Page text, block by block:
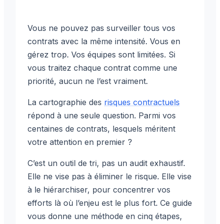
Vous ne pouvez pas surveiller tous vos
contrats avec la même intensité. Vous en
gérez trop. Vos équipes sont limitées. Si
vous traitez chaque contrat comme une
priorité, aucun ne l’est vraiment.
La cartographie des risques contractuels
répond à une seule question. Parmi vos
centaines de contrats, lesquels méritent
votre attention en premier ?
C’est un outil de tri, pas un audit exhaustif.
Elle ne vise pas à éliminer le risque. Elle vise
à le hiérarchiser, pour concentrer vos
efforts là où l’enjeu est le plus fort. Ce guide
vous donne une méthode en cinq étapes,